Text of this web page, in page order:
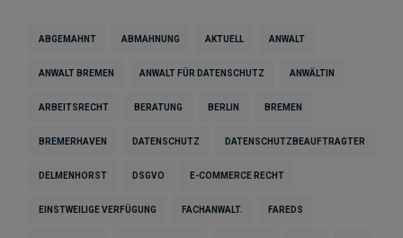
ABGEMAHNT ABMAHNUNG AKTUELL ANWALT
ANWALT BREMEN ANWALT FÜR DATENSCHUTZ ANWÄLTIN
ARBEITSRECHT BERATUNG BERLIN BREMEN
BREMERHAVEN DATENSCHUTZ DATENSCHUTZBEAUFTRAGTER
DELMENHORST DSGVO E-COMMERCE RECHT
EINSTWEILIGE VERFÜGUNG FACHANWALT. FAREDS